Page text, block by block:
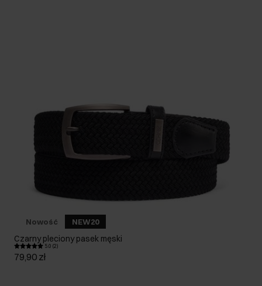
Nowość NEW20
Czarny pleciony pasek męski
5.0 (2)
79,90 zł